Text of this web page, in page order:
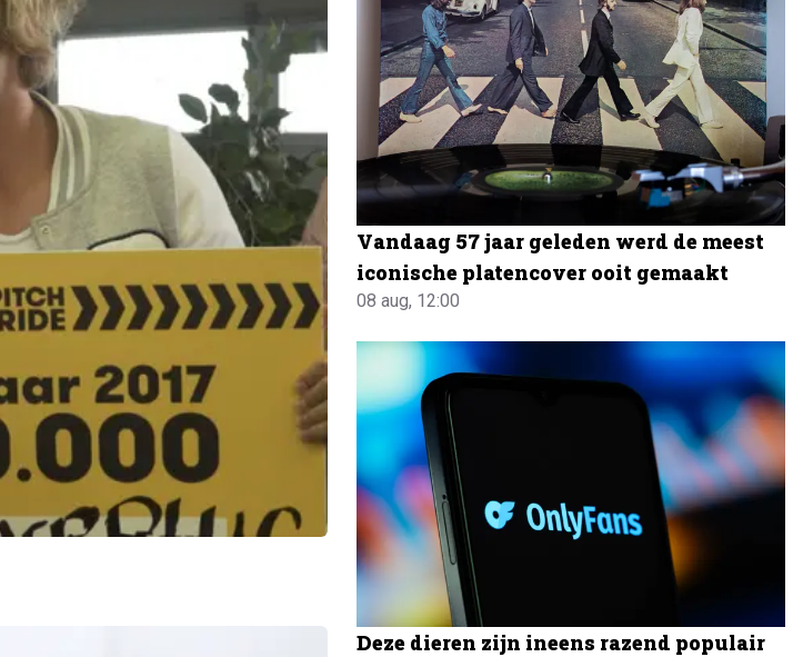
Vandaag 57 jaar geleden werd de meest
iconische platencover ooit gemaakt
08 aug, 12:00
Deze dieren zijn ineens razend populair